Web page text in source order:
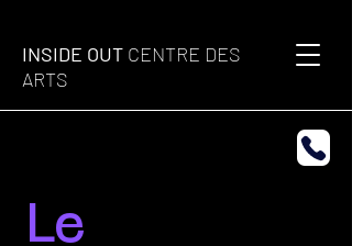
INSIDE OUT CENTRE DES
ARTS
Le